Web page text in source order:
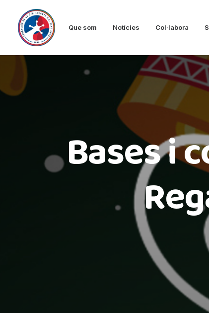
Que som Notícies Col·labora
Bases i